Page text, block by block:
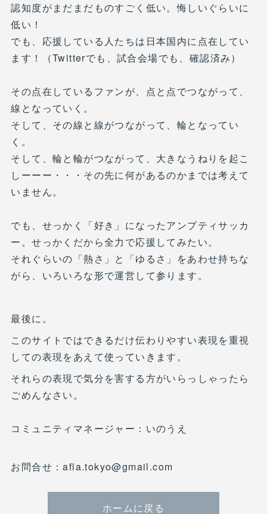
認知度がまだまだものすごく低い。悔しいぐらいに
低い！
でも、応援している人たちは日本国内に点在してい
ます！（Twitterでも、試合会場でも、確認済み）
その点在しているファンが、点と点でつながって、
線となっていく。
そして、その線と線がつながって、輪となってい
く。
そして、輪と輪がつながって、大きなうねりを起こ
しーーー・・・その先に何があるのかまでは考えて
いません。
でも、せっかく「好き」になったアンプティサッカ
ー。せっかくだから全力で応援してみたい。
それぐらいの「熱さ」と「ゆるさ」をあわせ持ちな
がら、いろいろな形で運営して参ります。
最後に。
このサイトではできるだけ伝わりやすい表現を重視
しての表現をあえて使っていきます。
それらの表現で気分を害する方がいらっしゃったら
ごめんなさい。
コミュニティマネージャー：いのうえ
お問合せ：afla.tokyo@gmail.com
ホームに戻る